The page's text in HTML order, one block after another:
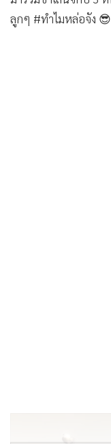
ลูกๆ #ทำไมหล่อจัง